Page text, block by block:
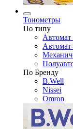
Тонометры
По типу
Автомат
По Бренду
B.Well
Nissei
Omron